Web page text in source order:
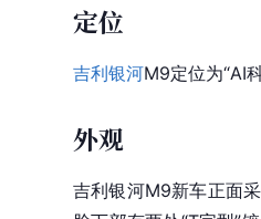
定位
吉利银河M9定位为“AI
外观
吉利银河M9新车正面